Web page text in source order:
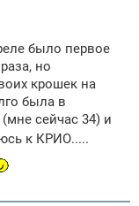
было первое
но
крошек на
была в
сейчас 34) и
к КРИО.....